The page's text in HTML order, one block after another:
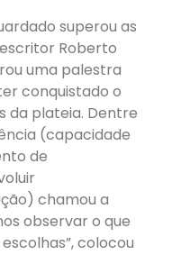
superou as
Roberto
uma palestra
conquistado o
da plateia. Dentre
(capacidade
de
chamou a
observar o que
colocou